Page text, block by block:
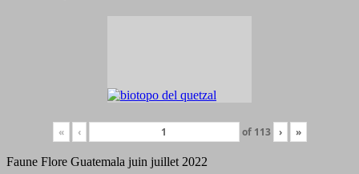
« ‹ of 113 › »
Faune Flore Guatemala juin juillet 2022